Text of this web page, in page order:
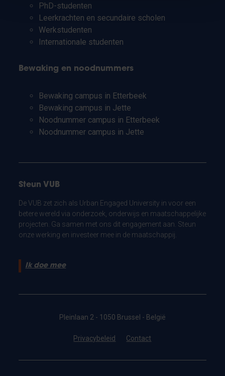
PhD-studenten
Leerkrachten en secundaire scholen
Werkstudenten
Internationale studenten
Bewaking en noodnummers
Bewaking campus in Etterbeek
Bewaking campus in Jette
Noodnummer campus in Etterbeek
Noodnummer campus in Jette
Steun VUB
De VUB zet zich als Urban Engaged University in voor een
betere wereld via onderzoek, onderwijs en maatschappelijke
projecten. Ga samen met ons dit engagement aan. Steun
onze werking en investeer mee in de maatschappij.
Ik doe mee
Pleinlaan 2 - 1050 Brussel - België
Privacybeleid Contact